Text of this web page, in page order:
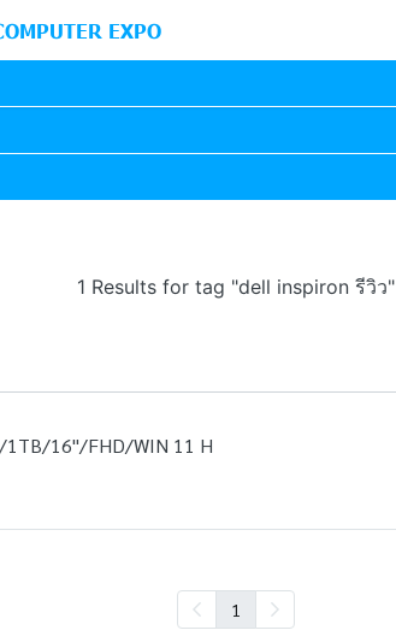
EXPO
1 Results for tag "dell inspiron รีวิว"
1TB/16''/FHD/WIN 11 H
1